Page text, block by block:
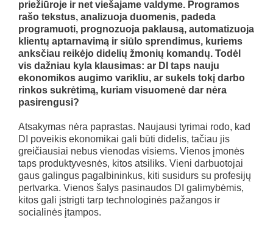
priežiūroje ir net viešajame valdyme. Programos
rašo tekstus, analizuoja duomenis, padeda
programuoti, prognozuoja paklausą, automatizuoja
klientų aptarnavimą ir siūlo sprendimus, kuriems
anksčiau reikėjo didelių žmonių komandų. Todėl
vis dažniau kyla klausimas: ar DI taps nauju
ekonomikos augimo varikliu, ar sukels tokį darbo
rinkos sukrėtimą, kuriam visuomenė dar nėra
pasirengusi?
Atsakymas nėra paprastas. Naujausi tyrimai rodo, kad
DI poveikis ekonomikai gali būti didelis, tačiau jis
greičiausiai nebus vienodas visiems. Vienos įmonės
taps produktyvesnės, kitos atsiliks. Vieni darbuotojai
gaus galingus pagalbininkus, kiti susidurs su profesijų
pertvarka. Vienos šalys pasinaudos DI galimybėmis,
kitos gali įstrigti tarp technologinės pažangos ir
socialinės įtampos.